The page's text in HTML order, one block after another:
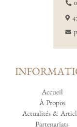
Accueil
À Propos
Actualités &